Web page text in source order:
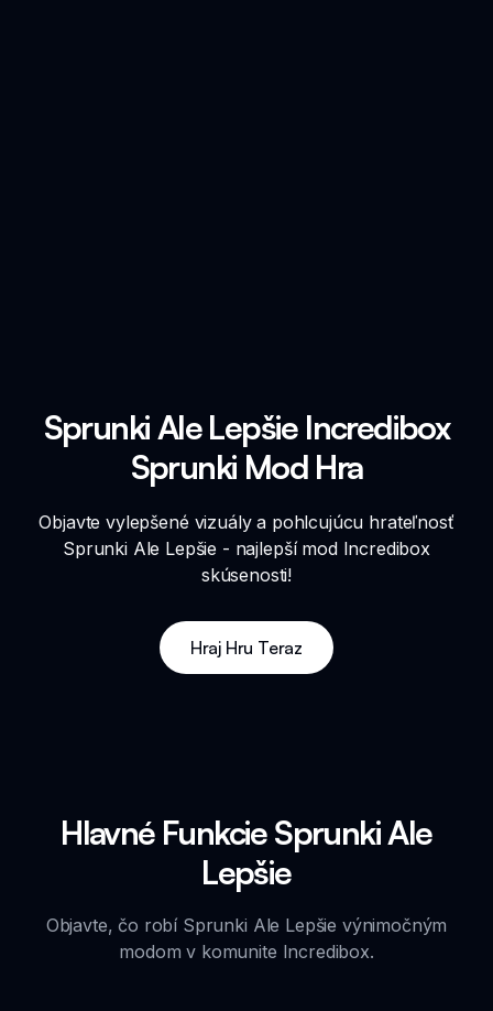
Sprunki Ale Lepšie Incredibox
Sprunki Mod Hra
Objavte vylepšené vizuály a pohlcujúcu hrateľnosť
Sprunki Ale Lepšie - najlepší mod Incredibox
skúsenosti!
Hraj Hru Teraz
Hlavné Funkcie Sprunki Ale
Lepšie
Objavte, čo robí Sprunki Ale Lepšie výnimočným
modom v komunite Incredibox.